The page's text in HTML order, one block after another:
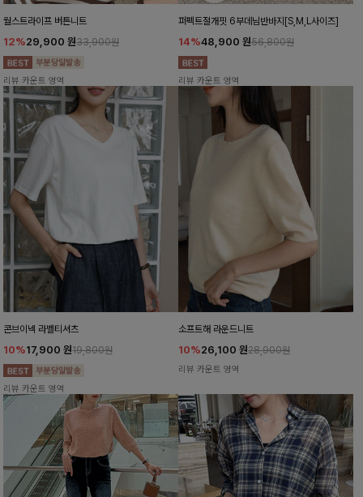
월스트라이프 버튼니트
12%29,900 원33,900원
리뷰 카운트 영역
퍼펙트절개핏 6부데님반바지[S,M,L사이즈]
14%48,900 원56,800원
리뷰 카운트 영역
콘브이넥 라벨티셔츠
10%17,900 원19,800원
리뷰 카운트 영역
소프트해 라운드니트
10%26,100 원28,900원
리뷰 카운트 영역